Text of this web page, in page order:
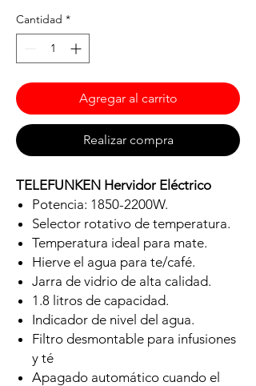
Cantidad *
Agregar al carrito
Realizar compra
TELEFUNKEN Hervidor Eléctrico
Potencia: 1850-2200W.
Selector rotativo de temperatura.
Temperatura ideal para mate.
Hierve el agua para te/café.
Jarra de vidrio de alta calidad.
1.8 litros de capacidad.
Indicador de nivel del agua.
Filtro desmontable para infusiones
y té
Apagado automático cuando el